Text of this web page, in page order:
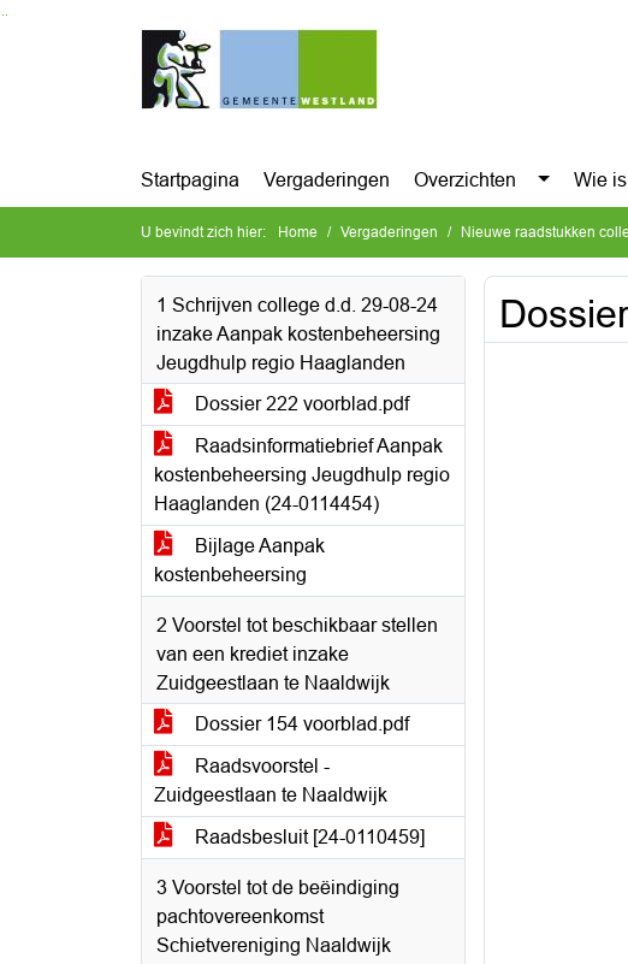
Ga naar de inhoud van deze pagina
Ga naar het zoeken
Ga naar het menu
Startpagina Vergaderingen Overzichten Wie
U bevindt zich hier: Home Vergaderingen Nieuwe raadstukken
1 Schrijven college d.d. 29-08-24
inzake Aanpak kostenbeheersing
Jeugdhulp regio Haaglanden
Dossier 222 voorblad.pdf
Raadsinformatiebrief Aanpak
kostenbeheersing Jeugdhulp regio
Haaglanden (24-0114454)
Bijlage Aanpak
kostenbeheersing
2 Voorstel tot beschikbaar stellen
van een krediet inzake
Zuidgeestlaan te Naaldwijk
Dossier 154 voorblad.pdf
Raadsvoorstel -
Zuidgeestlaan te Naaldwijk
Raadsbesluit [24-0110459]
3 Voorstel tot de beëindiging
pachtovereenkomst
Schietvereniging Naaldwijk